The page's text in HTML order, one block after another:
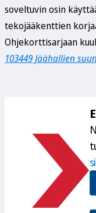
soveltuvin osin
tekojääkenttien
Ohjekorttisarjaan
103449 Jäähallien